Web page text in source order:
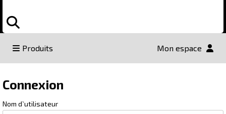
Produits Mon espace
Connexion
Connexion
Nom d`utilisateur